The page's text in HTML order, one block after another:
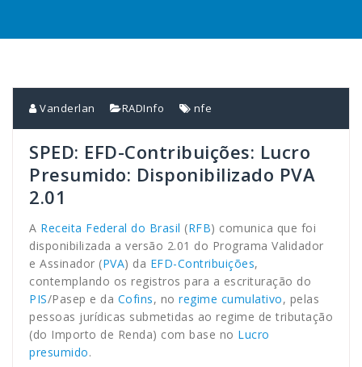
Vanderlan RADInfo nfe
SPED: EFD-Contribuições: Lucro
Presumido: Disponibilizado PVA
2.01
A Receita Federal do Brasil (RFB) comunica que foi
disponibilizada a versão 2.01 do Programa Validador
e Assinador (PVA) da EFD-Contribuições,
contemplando os registros para a escrituração do
PIS/Pasep e da Cofins, no regime cumulativo, pelas
pessoas jurídicas submetidas ao regime de tributação
(do Importo de Renda) com base no Lucro
presumido.